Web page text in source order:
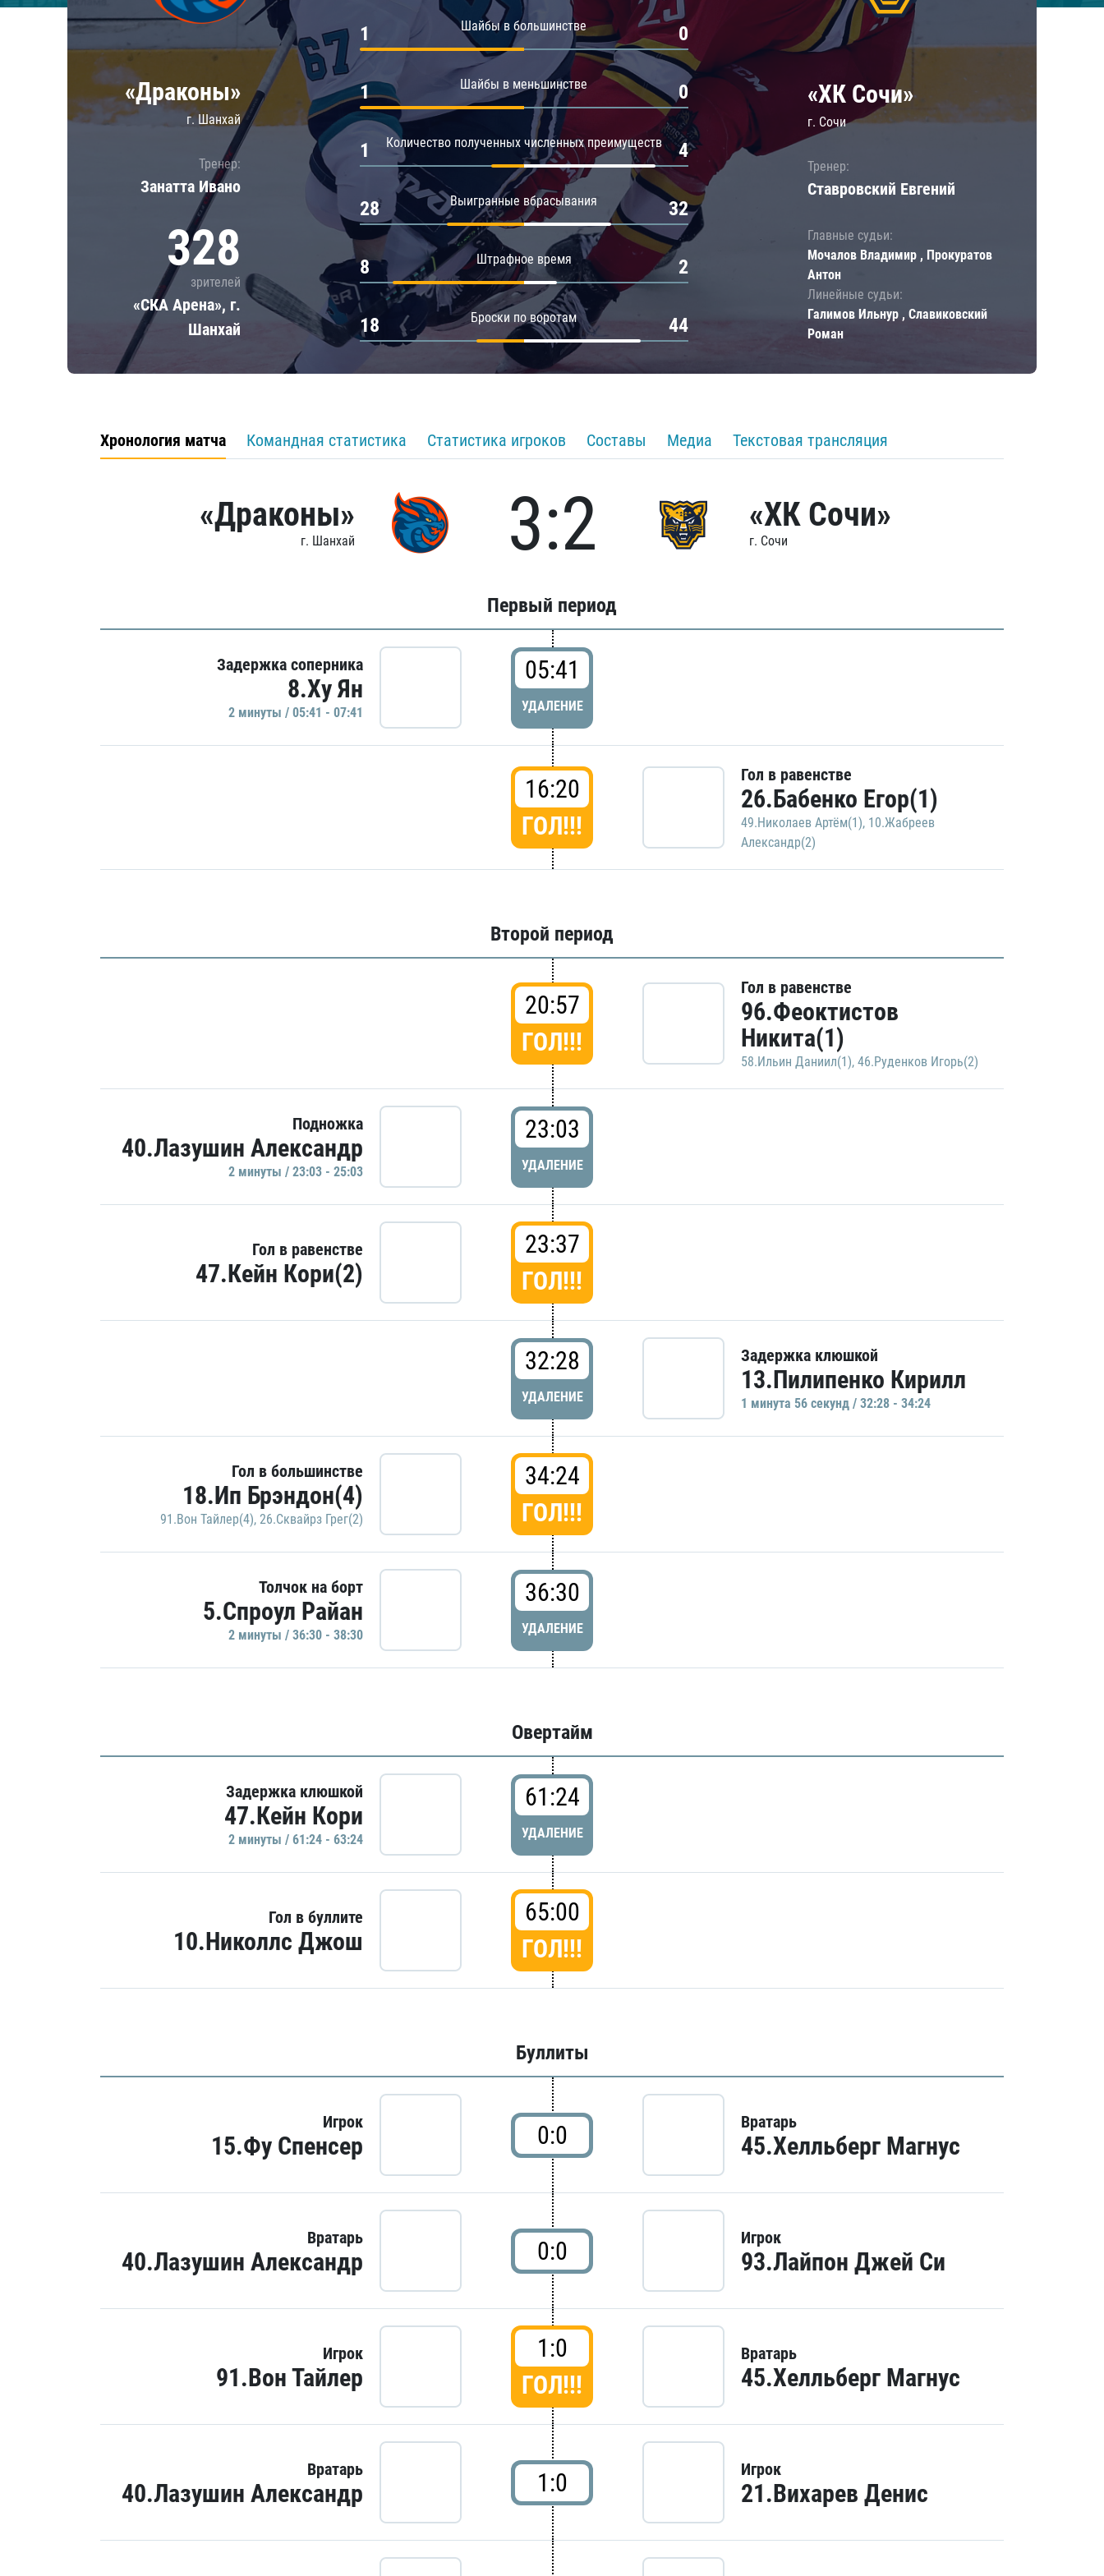
Локомотив
Шанхайские Драконы
Амур
Барыс
Салават Юлаев
«Драконы»
г. Шанхай
Тренер:
Занатта Иванo
328
зрителей
«СКА Арена», г.
Шанхай
Шайбы в большинстве
1 0
Шайбы в меньшинстве
1 0
Количество полученных численных преимуществ
1 4
Выигранные вбрасывания
28 32
Штрафное время
8 2
Броски по воротам
18 44
«ХК Сочи»
г. Сочи
Тренер:
Ставровский Евгений
Главные судьи:
Мочалов Владимир , Прокуратов
Антон
Линейные судьи:
Галимов Ильнур , Славиковский
Роман
Хронология матча Командная статистика Статистика игроков Составы Медиа Текстовая трансляция
«Драконы»
г. Шанхай 3:2 «ХК Сочи»
г. Сочи
Первый период
Задержка соперника
8.Ху Ян
2 минуты / 05:41 - 07:41
05:41
УДАЛЕНИЕ
16:20
ГОЛ!!!
Гол в равенстве
26.Бабенко Егор(1)
49.Николаев Артём(1), 10.Жабреев
Александр(2)
Второй период
20:57
ГОЛ!!!
Гол в равенстве
96.Феоктистов
Никита(1)
58.Ильин Даниил(1), 46.Руденков Игорь(2)
Подножка
40.Лазушин Александр
2 минуты / 23:03 - 25:03
23:03
УДАЛЕНИЕ
Гол в равенстве
47.Кейн Кори(2)
23:37
ГОЛ!!!
32:28
УДАЛЕНИЕ
Задержка клюшкой
13.Пилипенко Кирилл
1 минутa 56 секунд / 32:28 - 34:24
Гол в большинстве
18.Ип Брэндон(4)
91.Вон Тайлер(4), 26.Сквайрз Грег(2)
34:24
ГОЛ!!!
Толчок на борт
5.Спроул Райан
2 минуты / 36:30 - 38:30
36:30
УДАЛЕНИЕ
Овертайм
Задержка клюшкой
47.Кейн Кори
2 минуты / 61:24 - 63:24
61:24
УДАЛЕНИЕ
Гол в буллите
10.Николлс Джош
65:00
ГОЛ!!!
Буллиты
Игрок
15.Фу Спенсер 0:0 Вратарь
45.Хелльберг Магнус
Вратарь
40.Лазушин Александр 0:0 Игрок
93.Лайпон Джей Си
Игрок
91.Вон Тайлер
1:0
ГОЛ!!!
Вратарь
45.Хелльберг Магнус
Вратарь
40.Лазушин Александр 1:0 Игрок
21.Вихарев Денис